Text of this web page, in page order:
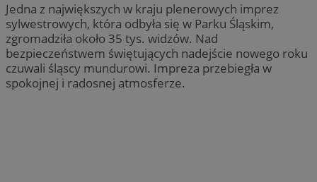
Jedna z największych w kraju plenerowych imprez
sylwestrowych, która odbyła się w Parku Śląskim,
zgromadziła około 35 tys. widzów. Nad
bezpieczeństwem świętujących nadejście nowego roku
czuwali śląscy mundurowi. Impreza przebiegła w
spokojnej i radosnej atmosferze.